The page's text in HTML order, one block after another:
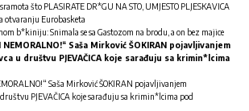
što PLASIRATE DR*GU NA STO, UMJESTO PLJESKAVICA
otvaranju Eurobasketa
b*kiniju: Snimala se sa Gastozom na brodu, a on bez majice
NEMORALNO!“ Saša Mirković ŠOKIRAN pojavljivanjem
u društvu PJEVAČICA koje sarađuju sa krimin*lcima
Saša Mirković ŠOKIRAN pojavljivanjem
PJEVAČICA koje sarađuju sa krimin*lcima pod